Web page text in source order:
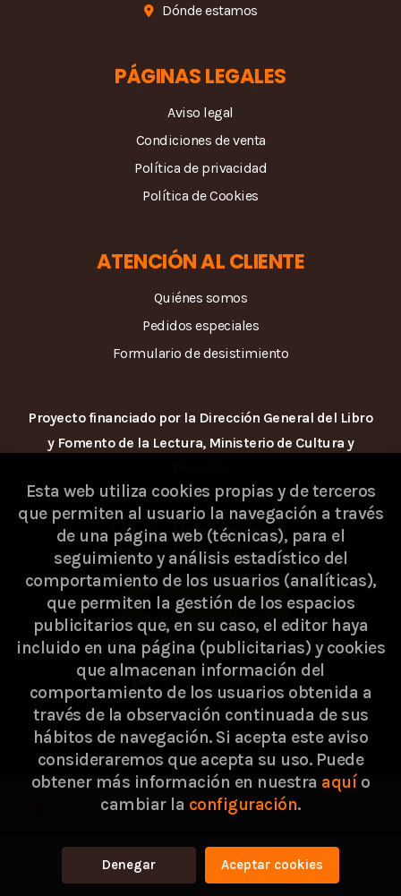
Consigue 0,82 €
Dónde estamos
PÁGINAS LEGALES
Aviso legal
Condiciones de venta
Política de privacidad
Política de Cookies
ATENCIÓN AL CLIENTE
Quiénes somos
Pedidos especiales
Formulario de desistimiento
Proyecto financiado por la Dirección General del Libro
y Fomento de la Lectura, Ministerio de Cultura y
2026 ©Passarella Store SL. Todos los Derechos
Reservados | Grupo Trevenque
Esta web utiliza cookies propias y de terceros
que permiten al usuario la navegación a través
de una página web (técnicas), para el
seguimiento y análisis estadístico del
comportamiento de los usuarios (analíticas),
que permiten la gestión de los espacios
publicitarios que, en su caso, el editor haya
incluido en una página (publicitarias) y cookies
que almacenan información del
comportamiento de los usuarios obtenida a
través de la observación continuada de sus
hábitos de navegación. Si acepta este aviso
consideraremos que acepta su uso. Puede
obtener más información en nuestra aquío
cambiar la configuración.
Denegar Aceptar cookies